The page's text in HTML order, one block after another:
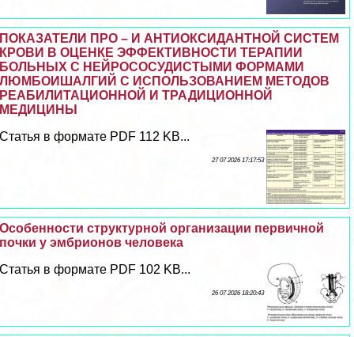
ПОКАЗАТЕЛИ ПРО – И АНТИОКСИДАНТНОЙ СИСТЕМ
КРОВИ В ОЦЕНКЕ ЭФФЕКТИВНОСТИ ТЕРАПИИ
БОЛЬНЫХ С НЕЙРОСОСУДИСТЫМИ ФОРМАМИ
ЛЮМБОИШАЛГИЙ С ИСПОЛЬЗОВАНИЕМ МЕТОДОВ
РЕАБИЛИТАЦИОННОЙ И ТРАДИЦИОННОЙ
МЕДИЦИНЫ
Статья в формате PDF 112 KB...
27 07 2026 17:17:53
Особенности структурной организации первичной
почки у эмбрионов человека
Статья в формате PDF 102 KB...
26 07 2026 18:20:43